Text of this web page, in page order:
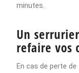
minutes.
Un
refaire vos
En cas de perte